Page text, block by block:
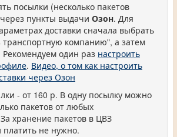
посылки (несколько пакетов
пункты выдачи Озон. Для
доставки сначала выбрать
транспортную компанию", а затем
один раз настроить
. Видео, о том как настроить
через Озон
- от 160 р. В одну посылку можно
пакетов от любых
хранение пакетов в ЦВЗ
платить не нужно.